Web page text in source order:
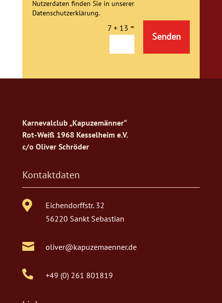
Nutzerdaten finden Sie in unserer
Datenschutzerklärung.
7 + 13 =
Senden
Karnevalclub „Kapuzemänner“
Rot-Weiß 1968 Kesselheim e.V.
c/o Oliver Schröder
Kontaktdaten

Eichendorffstr. 32
56220 Sankt Sebastian
 oliver@kapuzemaenner.de
 +49 (0) 261 801819